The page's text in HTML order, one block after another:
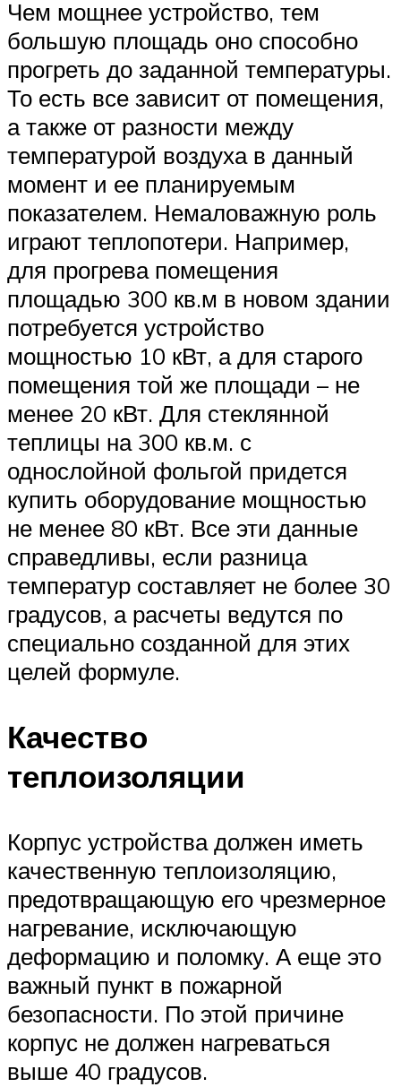
Чем мощнее устройство, тем
большую площадь оно способно
прогреть до заданной температуры.
То есть все зависит от помещения,
а также от разности между
температурой воздуха в данный
момент и ее планируемым
показателем. Немаловажную роль
играют теплопотери. Например,
для прогрева помещения
площадью 300 кв.м в новом здании
потребуется устройство
мощностью 10 кВт, а для старого
помещения той же площади – не
менее 20 кВт. Для стеклянной
теплицы на 300 кв.м. с
однослойной фольгой придется
купить оборудование мощностью
не менее 80 кВт. Все эти данные
справедливы, если разница
температур составляет не более 30
градусов, а расчеты ведутся по
специально созданной для этих
целей формуле.
Качество
теплоизоляции
Корпус устройства должен иметь
качественную теплоизоляцию,
предотвращающую его чрезмерное
нагревание, исключающую
деформацию и поломку. А еще это
важный пункт в пожарной
безопасности. По этой причине
корпус не должен нагреваться
выше 40 градусов.